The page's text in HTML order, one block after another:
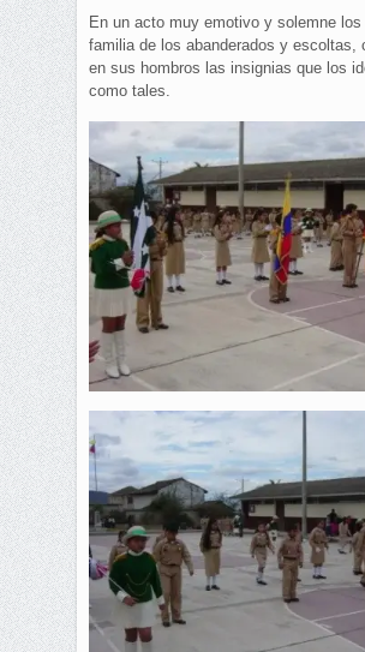
En un acto muy emotivo y solemne los
familia de los abanderados y escoltas,
en sus hombros las insignias que los
como tales.